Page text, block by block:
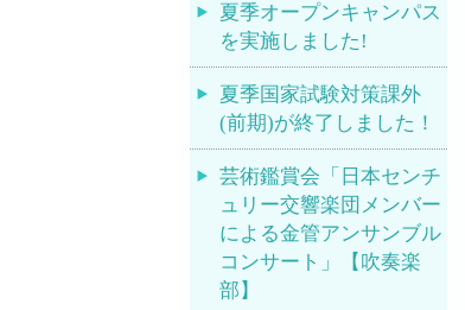
夏季オープンキャンパス
を実施しました!
夏季国家試験対策課外
(前期)が終了しました！
芸術鑑賞会「日本センチ
ュリー交響楽団メンバー
による金管アンサンブル
コンサート」【吹奏楽
部】